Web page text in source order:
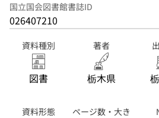
国立国会図書館書誌ID
026407210
資料種別
図書
著者
栃木県
資料形態
ページ数・大き